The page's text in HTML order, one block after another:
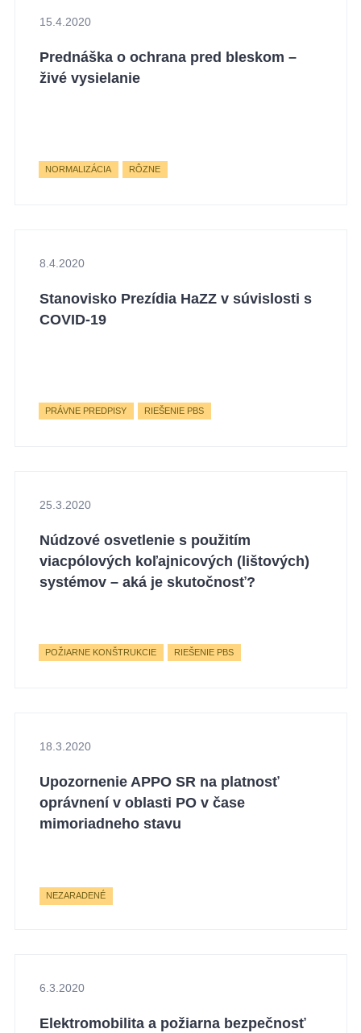
15.4.2020
Prednáška o ochrana pred bleskom –
živé vysielanie
NORMALIZÁCIA RÔZNE
8.4.2020
Stanovisko Prezídia HaZZ v súvislosti s
COVID-19
PRÁVNE PREDPISY RIEŠENIE PBS
25.3.2020
Núdzové osvetlenie s použitím
viacpólových koľajnicových (lištových)
systémov – aká je skutočnosť?
POŽIARNE KONŠTRUKCIE RIEŠENIE PBS
18.3.2020
Upozornenie APPO SR na platnosť
oprávnení v oblasti PO v čase
mimoriadneho stavu
NEZARADENÉ
6.3.2020
Elektromobilita a požiarna bezpečnosť